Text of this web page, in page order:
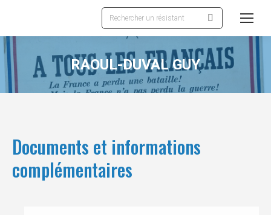
Recherche
:
RAOUL-DUVAL GUY
Documents et informations
complémentaires